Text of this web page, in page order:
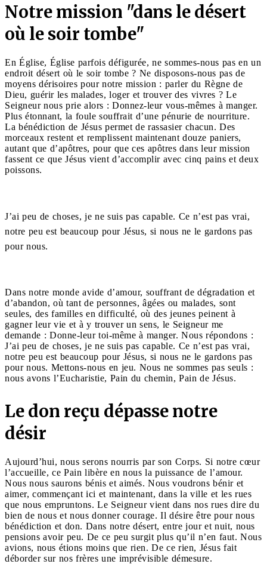
Notre mission "dans le désert
où le soir tombe"
En Église, Église parfois défigurée, ne sommes-nous pas en un
endroit désert où le soir tombe ? Ne disposons-nous pas de
moyens dérisoires pour notre mission : parler du Règne de
Dieu, guérir les malades, loger et trouver des vivres ? Le
Seigneur nous prie alors : Donnez-leur vous-mêmes à manger.
Plus étonnant, la foule souffrait d’une pénurie de nourriture.
La bénédiction de Jésus permet de rassasier chacun. Des
morceaux restent et remplissent maintenant douze paniers,
autant que d’apôtres, pour que ces apôtres dans leur mission
fassent ce que Jésus vient d’accomplir avec cinq pains et deux
poissons.
J’ai peu de choses, je ne suis pas capable. Ce n’est pas vrai,
notre peu est beaucoup pour Jésus, si nous ne le gardons pas
pour nous.
Dans notre monde avide d’amour, souffrant de dégradation et
d’abandon, où tant de personnes, âgées ou malades, sont
seules, des familles en difficulté, où des jeunes peinent à
gagner leur vie et à y trouver un sens, le Seigneur me
demande : Donne-leur toi-même à manger. Nous répondons :
J’ai peu de choses, je ne suis pas capable. Ce n’est pas vrai,
notre peu est beaucoup pour Jésus, si nous ne le gardons pas
pour nous. Mettons-nous en jeu. Nous ne sommes pas seuls :
nous avons l’Eucharistie, Pain du chemin, Pain de Jésus.
Le don reçu dépasse notre
désir
Aujourd’hui, nous serons nourris par son Corps. Si notre cœur
l’accueille, ce Pain libère en nous la puissance de l’amour.
Nous nous saurons bénis et aimés. Nous voudrons bénir et
aimer, commençant ici et maintenant, dans la ville et les rues
que nous empruntons. Le Seigneur vient dans nos rues dire du
bien de nous et nous donner courage. Il désire être pour nous
bénédiction et don. Dans notre désert, entre jour et nuit, nous
pensions avoir peu. De ce peu surgit plus qu’il n’en faut. Nous
avions, nous étions moins que rien. De ce rien, Jésus fait
déborder sur nos frères une imprévisible démesure.